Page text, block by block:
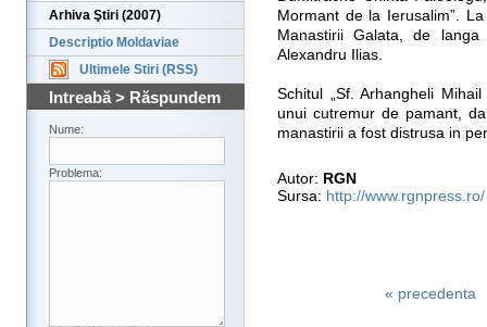
Arhiva Ştiri (2007)
Descriptio Moldaviae
Ultimele Stiri (RSS)
Intreabă > Răspundem
Nume:
Problema:
Mormant de la Ierusalim”.
Manastirii Galata, de
Alexandru Ilias.
Schitul „Sf. Arhangheli
unui cutremur de pamant,
manastirii a fost distrusa in
Autor: RGN
Sursa: http://www.rgnpress.ro/
« precedenta